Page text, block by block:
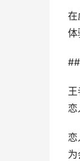
在
体
恋
为